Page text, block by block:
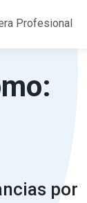
Profesional
por